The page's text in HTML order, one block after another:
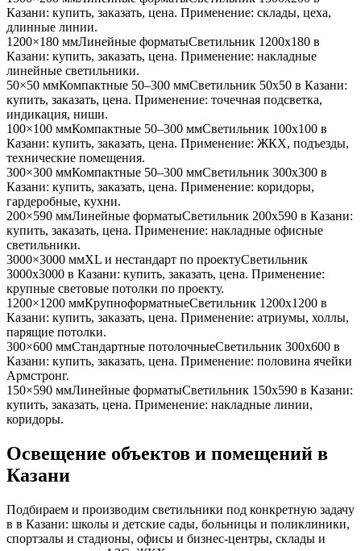
Казани: купить, заказать, цена. Применение: склады, цеха,
длинные линии.
1200×180 ммЛинейные форматыСветильник 1200x180 в
Казани: купить, заказать, цена. Применение: накладные
линейные светильники.
50×50 ммКомпактные 50–300 ммСветильник 50x50 в Казани:
купить, заказать, цена. Применение: точечная подсветка,
индикация, ниши.
100×100 ммКомпактные 50–300 ммСветильник 100x100 в
Казани: купить, заказать, цена. Применение: ЖКХ, подъезды,
технические помещения.
300×300 ммКомпактные 50–300 ммСветильник 300x300 в
Казани: купить, заказать, цена. Применение: коридоры,
гардеробные, кухни.
200×590 ммЛинейные форматыСветильник 200x590 в Казани:
купить, заказать, цена. Применение: накладные офисные
светильники.
3000×3000 ммXL и нестандарт по проектуСветильник
3000x3000 в Казани: купить, заказать, цена. Применение:
крупные световые потолки по проекту.
1200×1200 ммКрупноформатныеСветильник 1200x1200 в
Казани: купить, заказать, цена. Применение: атриумы, холлы,
парящие потолки.
300×600 ммСтандартные потолочныеСветильник 300x600 в
Казани: купить, заказать, цена. Применение: половина ячейки
Армстронг.
150×590 ммЛинейные форматыСветильник 150x590 в Казани:
купить, заказать, цена. Применение: накладные линии,
коридоры.
Освещение объектов и помещений в
Казани
Подбираем и производим светильники под конкретную задачу
в в Казани: школы и детские сады, больницы и поликлиники,
спортзалы и стадионы, офисы и бизнес-центры, склады и